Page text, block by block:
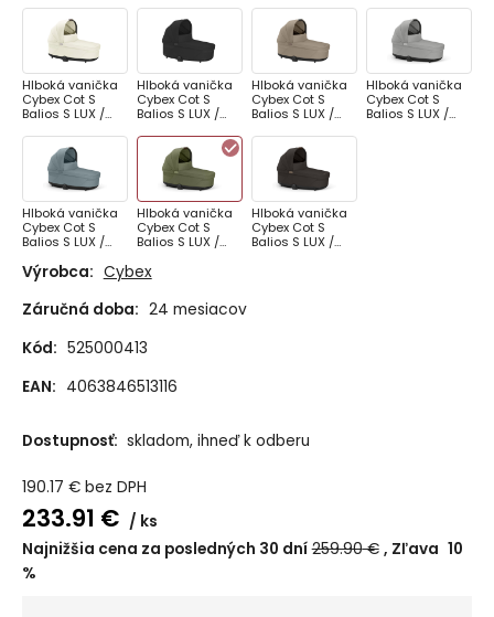
Hlboká vanička
Cybex Cot S
Balios S LUX /
SEASHELL BEIGE
Hlboká vanička
Cybex Cot S
Balios S LUX /
MOON BLACK
Hlboká vanička
Cybex Cot S
Balios S LUX /
ALMOND BEIGE
Hlboká vanička
Cybex Cot S
Balios S LUX /
Hlboká vanička
Cybex Cot S
Balios S LUX /
STORMY BLUE
Hlboká vanička
Cybex Cot S
Balios S LUX /
MOSS GREEN
Hlboká vanička
Cybex Cot S
Balios S LUX /
Výrobca: Cybex
Záručná doba: 24 mesiacov
Kód: 525000413
EAN: 4063846513116
Dostupnosť: skladom, ihneď k odberu
190.17 € bez DPH
233.91 €
ks
Najnižšia cena za posledných 30 dní 259.90€ Zľava 10
%